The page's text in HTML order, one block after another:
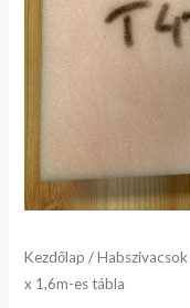
Kezdőlap /Habszivacsok
x 1,6m-es tábla